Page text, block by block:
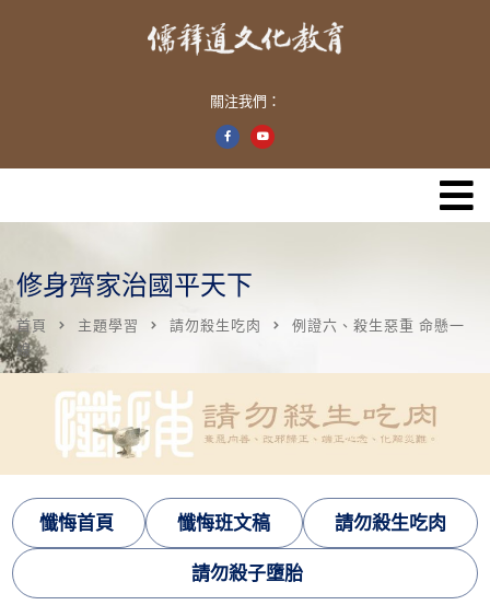
關注我們：
修身齊家治國平天下
首頁 主題學習 請勿殺生吃肉
例證六、殺生惡重 命懸一
線
懺悔首頁 懺悔班文稿 請勿殺生吃肉
請勿殺子墮胎